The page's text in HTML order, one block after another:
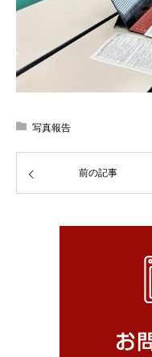
写真報告
前の記事